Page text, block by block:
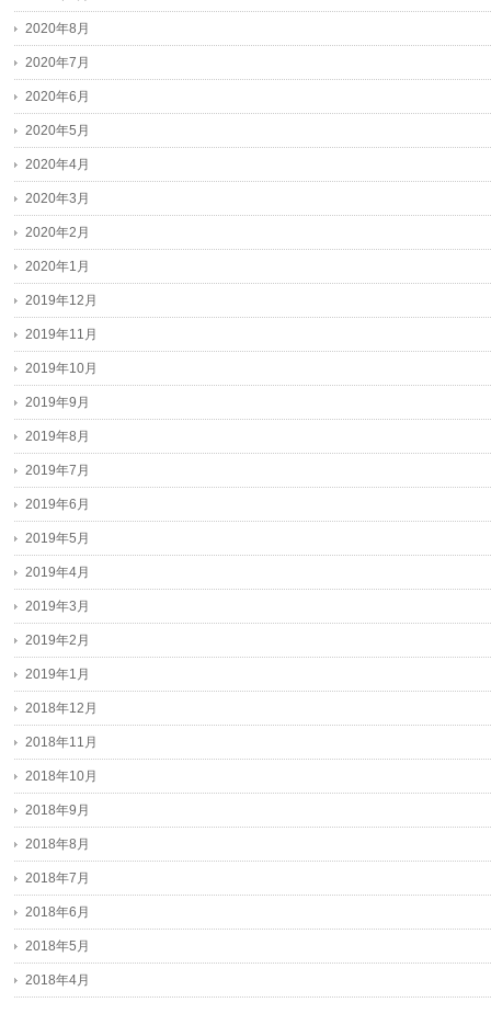
2020年8月
2020年7月
2020年6月
2020年5月
2020年4月
2020年3月
2020年2月
2020年1月
2019年12月
2019年11月
2019年10月
2019年9月
2019年8月
2019年7月
2019年6月
2019年5月
2019年4月
2019年3月
2019年2月
2019年1月
2018年12月
2018年11月
2018年10月
2018年9月
2018年8月
2018年7月
2018年6月
2018年5月
2018年4月